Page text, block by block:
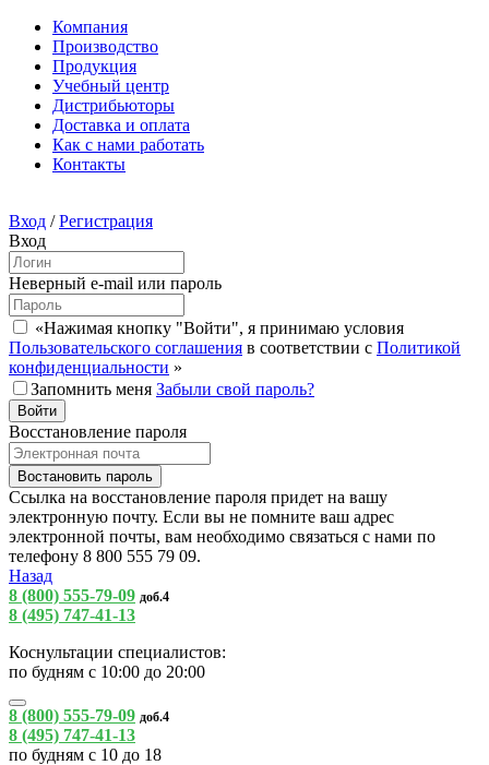
Компания
Производство
Продукция
Учебный центр
Дистрибьюторы
Доставка и оплата
Как с нами работать
Контакты
Вход / Регистрация
Вход
Неверный e-mail или пароль
«Нажимая кнопку "Войти", я принимаю условия
Пользовательского соглашения в соответствии с Политикой
конфиденциальности »
Запомнить меня Забыли свой пароль?
Восстановление пароля
Ссылка на восстановление пароля придет на вашу
электронную почту. Если вы не помните ваш адрес
электронной почты, вам необходимо связаться с нами по
телефону 8 800 555 79 09.
Назад
8 (800) 555-79-09 доб.4
8 (495) 747-41-13
Коснультации специалистов:
по будням с 10:00 до 20:00
8 (800) 555-79-09 доб.4
8 (495) 747-41-13
по будням с 10 до 18